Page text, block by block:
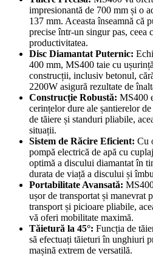
impresionantă de 700 mm și o
137 mm. Aceasta înseamnă că
precise într-un singur pas, ceea
productivitatea.
Disc Diamantat Puternic:
400 mm, MS400 taie cu
construcții, inclusiv betonul,
2200W asigură rezultate de
Construcție Robustă: MS400
cerințelor dure ale șantierelor
de tăiere și standuri pliabile,
situații.
Sistem de Răcire Eficient: Cu
pompă electrică de apă cu
optimă a discului diamantat în
durata de viață a discului și
Portabilitate Avansată:
ușor de transportat și manevrat
transport și picioare pliabile,
vă oferi mobilitate maximă.
Tăietură la 45°: Funcția de
să efectuați tăieturi în unghiuri
mașină extrem de versatilă.